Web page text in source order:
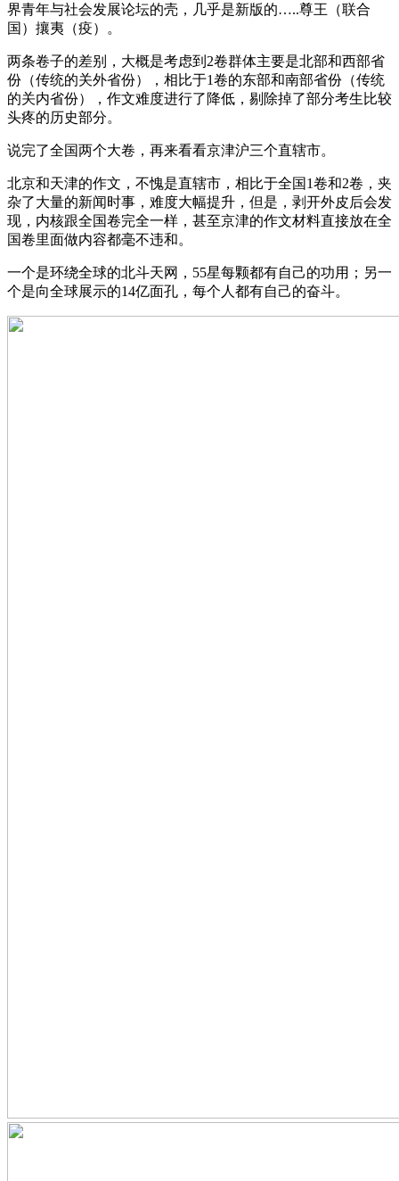
界青年与社会发展论坛的壳，几乎是新版的…..尊王（联合
国）攘夷（疫）。
两条卷子的差别，大概是考虑到2卷群体主要是北部和西部省
份（传统的关外省份），相比于1卷的东部和南部省份（传统
的关内省份），作文难度进行了降低，剔除掉了部分考生比较
头疼的历史部分。
说完了全国两个大卷，再来看看京津沪三个直辖市。
北京和天津的作文，不愧是直辖市，相比于全国1卷和2卷，夹
杂了大量的新闻时事，难度大幅提升，但是，剥开外皮后会发
现，内核跟全国卷完全一样，甚至京津的作文材料直接放在全
国卷里面做内容都毫不违和。
一个是环绕全球的北斗天网，55星每颗都有自己的功用；另一
个是向全球展示的14亿面孔，每个人都有自己的奋斗。